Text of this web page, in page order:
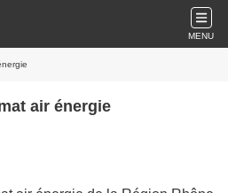
MENU
air énergie